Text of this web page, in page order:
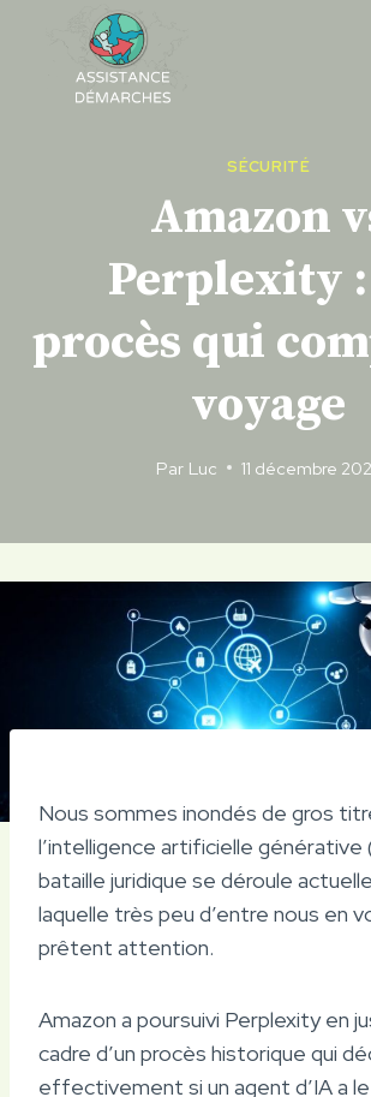
content
SÉCURITÉ
Amazon
Perplexity
procès qui
voyage
Par Luc 11 décembre
Nous sommes inondés de gros
l’intelligence artificielle générative
bataille juridique se déroule
laquelle très peu d’entre nous en
prêtent attention.
Amazon a poursuivi Perplexity en
cadre d’un procès historique qui
effectivement si un agent d’IA a